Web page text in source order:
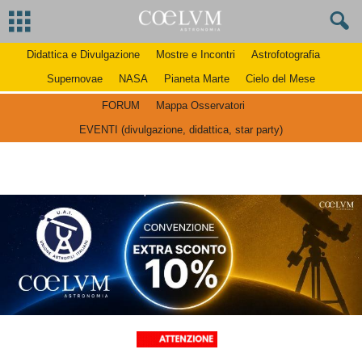
Didattica e Divulgazione Mostre e Incontri
Astrofotografia
Supernovae
NASA Pianeta Marte Cielo del Mese
FORUM
Mappa Osservatori
EVENTI (divulgazione, didattica, star party)